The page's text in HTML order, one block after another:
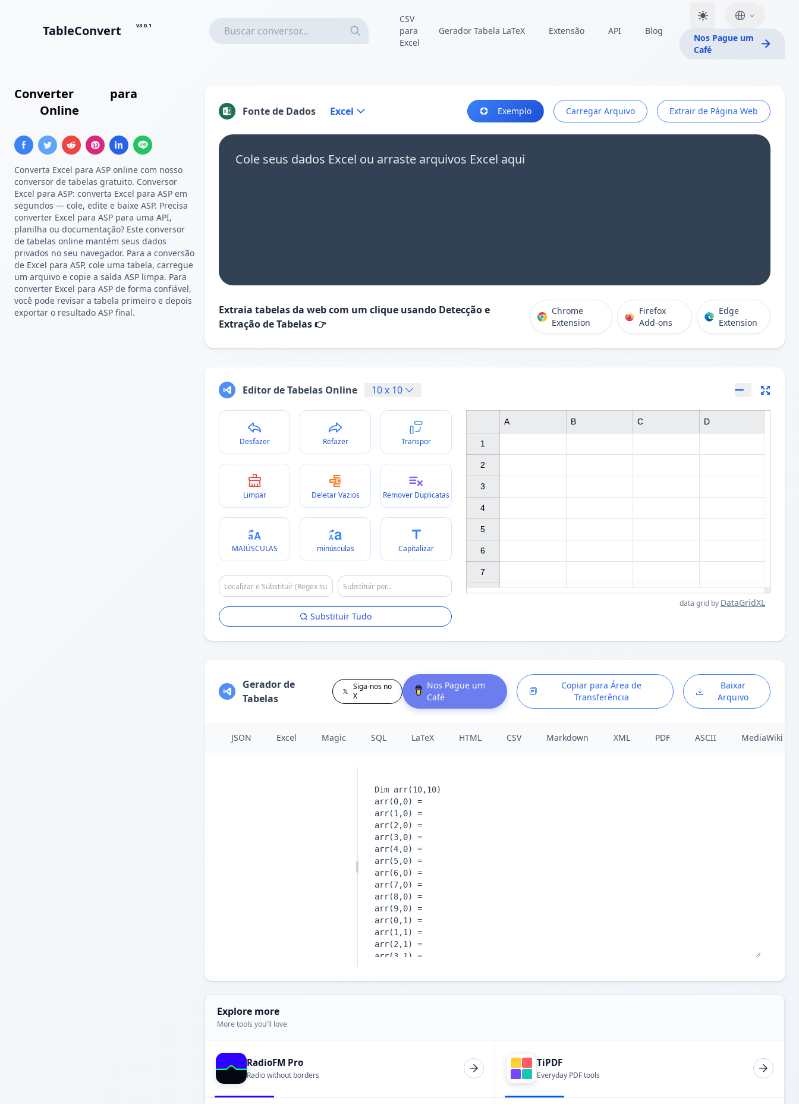
TableConvert v3.0.1
CSV
para
Excel
Gerador Tabela LaTeX Extensão API Blog
Nos Pague um
Café
Converter para
Online
Converta Excel para ASP online com nosso
conversor de tabelas gratuito. Conversor
Excel para ASP: converta Excel para ASP em
segundos — cole, edite e baixe ASP. Precisa
converter Excel para ASP para uma API,
planilha ou documentação? Este conversor
de tabelas online mantém seus dados
privados no seu navegador. Para a conversão
de Excel para ASP, cole uma tabela, carregue
um arquivo e copie a saída ASP limpa. Para
converter Excel para ASP de forma confiável,
você pode revisar a tabela primeiro e depois
exportar o resultado ASP final.
Fonte de Dados Excel Exemplo Carregar Arquivo Extrair de Página Web
Cole seus dados Excel ou arraste arquivos Excel aqui
Extraia tabelas da web com um clique usando Detecção e
Extração de Tabelas 👉
Chrome
Extension
Firefox
Add-ons
Edge
Extension
Editor de Tabelas Online 10x 10
Desfazer Refazer Transpor
Limpar Deletar Vazios Remover Duplicatas
MAIÚSCULAS minúsculas Capitalizar
Substituir Tudo
1
2
3
4
5
6
7
A B C D
data grid by DataGridXL
Gerador de
Tabelas
Siga-nos no
X
Nos Pague um
Café
Copiar para Área de
Transferência
Baixar
Arquivo
JSON Excel Magic SQL LaTeX HTML CSV Markdown XML PDF ASCII MediaWiki
Explore more
More tools you'll love
RadioFM Pro
Radio without borders
TiPDF
Everyday PDF tools